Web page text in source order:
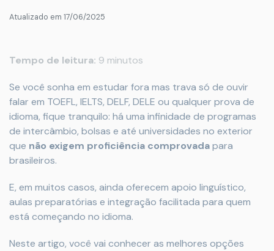
Atualizado em 17/06/2025
Tempo de leitura: 9 minutos
Se você sonha em estudar fora mas trava só de ouvir
falar em TOEFL, IELTS, DELF, DELE ou qualquer prova de
idioma, fique tranquilo: há uma infinidade de programas
de intercâmbio, bolsas e até universidades no exterior
que não exigem proficiência comprovadapara
brasileiros.
E, em muitos casos, ainda oferecem apoio linguístico,
aulas preparatórias e integração facilitada para quem
está começando no idioma.
Neste artigo, você vai conhecer as melhores opções